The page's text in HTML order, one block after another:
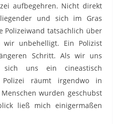
aufbegehren. Nicht direkt
und sich im Gras
Polizeiwand tatsächlich über
wir unbehelligt. Ein Polizist
Schritt. Als wir uns
sich uns ein cineastisch
räumt irgendwo in
wurden geschubst
ließ mich einigermaßen